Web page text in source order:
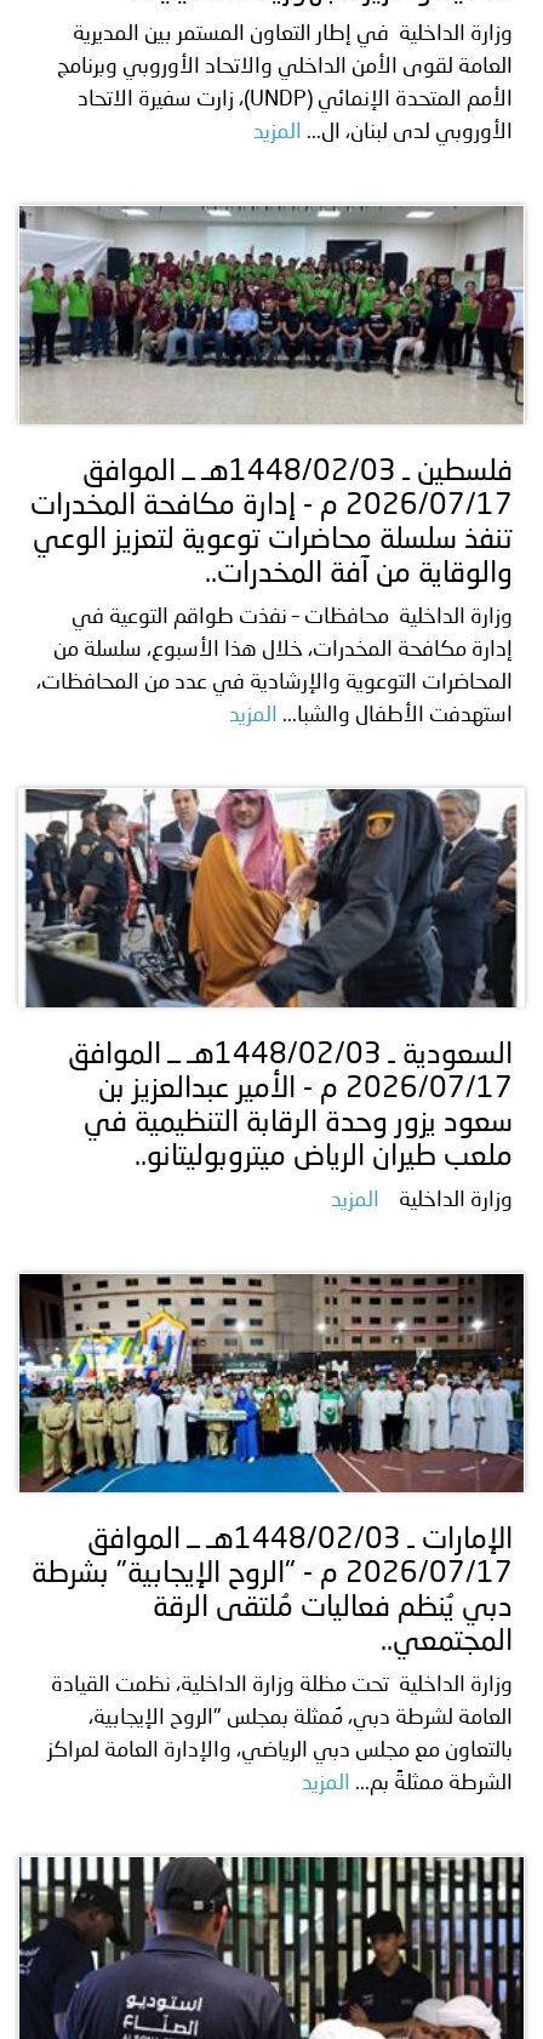
وزارة الداخلية في إطار التعاون المستمر بين المديرية
العامة لقوى الأمن الداخلي والاتحاد الأوروبي وبرنامج
الأمم المتحدة الإنمائي (UNDP)، زارت سفيرة الاتحاد
الأوروبي لدى لبنان، ال...
المزيد
فلسطين ـ 1448/02/03هـ ــ الموافق
2026/07/17 م - إدارة مكافحة المخدرات
تنفذ سلسلة محاضرات توعوية لتعزيز الوعي
والوقاية من آفة المخدرات..
وزارة الداخلية محافظات – نفذت طواقم التوعية في
إدارة مكافحة المخدرات، خلال هذا الأسبوع، سلسلة من
المحاضرات التوعوية والإرشادية في عدد من المحافظات،
استهدفت الأطفال والشبا...
المزيد
السعودية ـ 1448/02/03هـ ــ الموافق
2026/07/17 م - الأمير عبدالعزيز بن
سعود يزور وحدة الرقابة التنظيمية في
ملعب طيران الرياض ميتروبوليتانو..
وزارة الداخلية المزيد
الإمارات ـ 1448/02/03هـ ــ الموافق
2026/07/17 م - "الروح الإيجابية" بشرطة
دبي يُنظم فعاليات مُلتقى الرقة
المجتمعي..
وزارة الداخلية تحت مظلة وزارة الداخلية، نظمت القيادة
العامة لشرطة دبي، مُمثلة بمجلس "الروح الإيجابية،
بالتعاون مع مجلس دبي الرياضي، والإدارة العامة لمراكز
الشرطة ممثلةً بم...
المزيد